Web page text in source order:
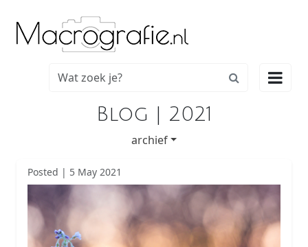

Blog | 2021
archief
Posted | 5 May 2021